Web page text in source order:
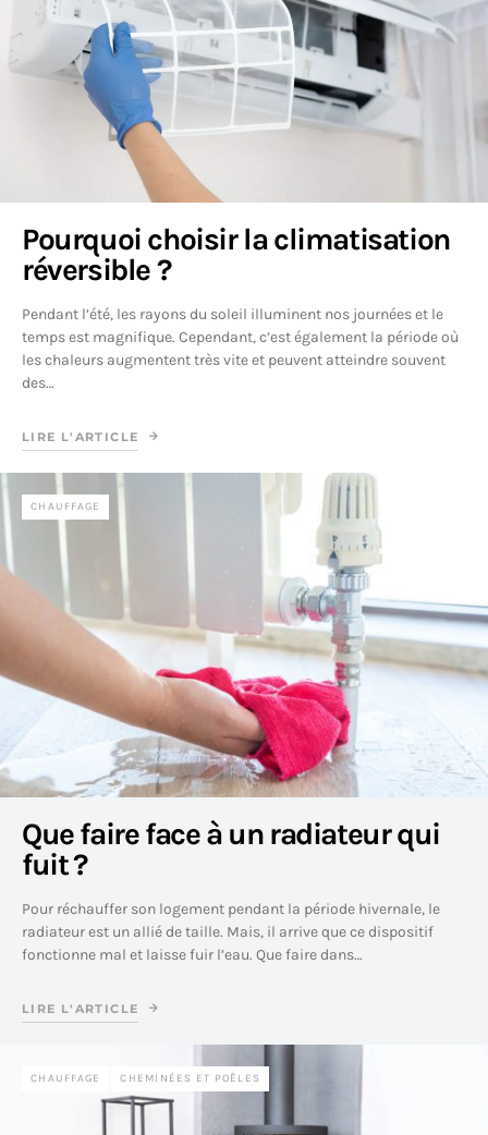
Pourquoi choisir la climatisation
réversible ?
Pendant l’été, les rayons du soleil illuminent nos journées et le
temps est magnifique. Cependant, c’est également la période où
les chaleurs augmentent très vite et peuvent atteindre souvent
des…
LIRE L'ARTICLE
CHAUFFAGE
Que faire face à un radiateur qui
fuit ?
Pour réchauffer son logement pendant la période hivernale, le
radiateur est un allié de taille. Mais, il arrive que ce dispositif
fonctionne mal et laisse fuir l’eau. Que faire dans…
LIRE L'ARTICLE
CHAUFFAGE CHEMINÉES ET POÊLES